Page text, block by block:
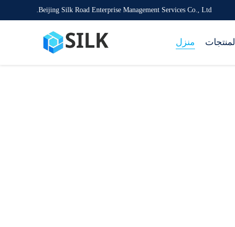
Beijing Silk Road Enterprise Management Services Co., Ltd.
منزل المنتجات